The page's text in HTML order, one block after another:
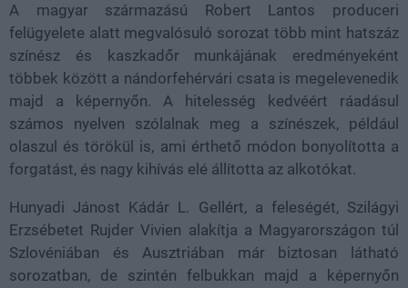
A magyar származású Robert Lantos produceri
felügyelete alatt megvalósuló sorozat több mint hatszáz
színész és kaszkadőr munkájának eredményeként
többek között a nándorfehérvári csata is megelevenedik
majd a képernyőn. A hitelesség kedvéért ráadásul
számos nyelven szólalnak meg a színészek, például
olaszul és törökül is, ami érthető módon bonyolította a
forgatást, és nagy kihívás elé állította az alkotókat.
Hunyadi Jánost Kádár L. Gellért, a feleségét, Szilágyi
Erzsébetet Rujder Vivien alakítja a Magyarországon túl
Szlovéniában és Ausztriában már biztosan látható
sorozatban, de szintén felbukkan majd a képernyőn